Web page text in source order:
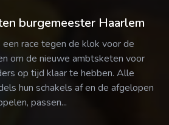
burgemeester Haarlem
race tegen de klok voor de
om de nieuwe ambtsketen voor
op tijd klaar te hebben. Alle
hun schakels af en de afgelopen
passen...